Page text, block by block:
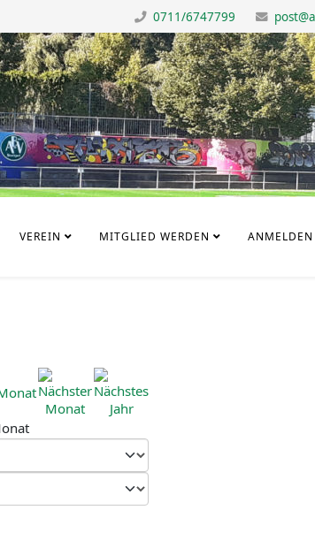
0711/6747799
VEREIN MITGLIED WERDEN ANMELDEN